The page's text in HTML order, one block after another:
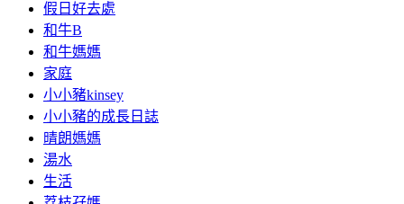
假日好去處
和牛B
和牛媽媽
家庭
小小豬kinsey
小小豬的成長日誌
晴朗媽媽
湯水
生活